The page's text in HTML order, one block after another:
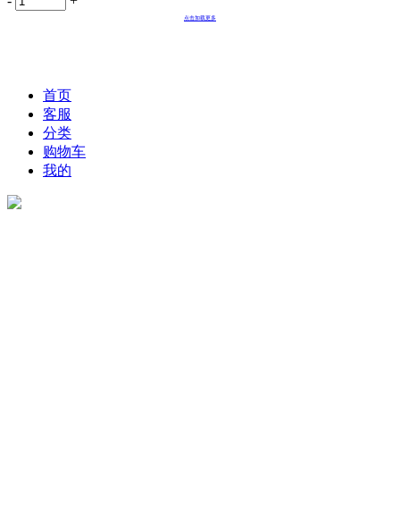
点击加载更多
首页
客服
分类
购物车
我的